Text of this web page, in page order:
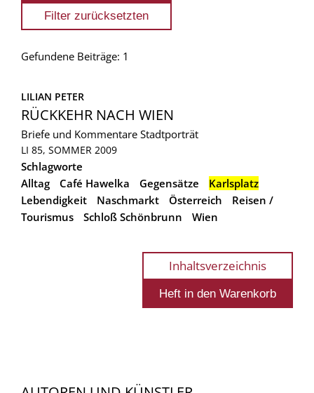
Gefundene Beiträge: 1
LILIAN PETER
RÜCKKEHR NACH WIEN
Briefe und Kommentare Stadtporträt
LI 85, SOMMER 2009
Schlagworte
Alltag
Café Hawelka Gegensätze
Karlsplatz
Lebendigkeit
Naschmarkt Österreich
Reisen /
Tourismus
Schloß Schönbrunn Wien
Inhaltsverzeichnis